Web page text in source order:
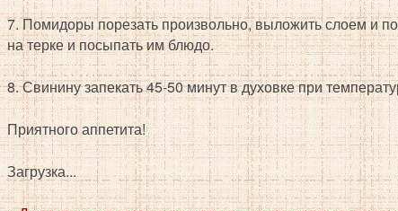
7. Помидоры порезать произвольно, выложить слоем и
на терке и посыпать им блюдо.
8. Свинину запекать 45-50 минут в духовке при
Приятного аппетита!
Загрузка...